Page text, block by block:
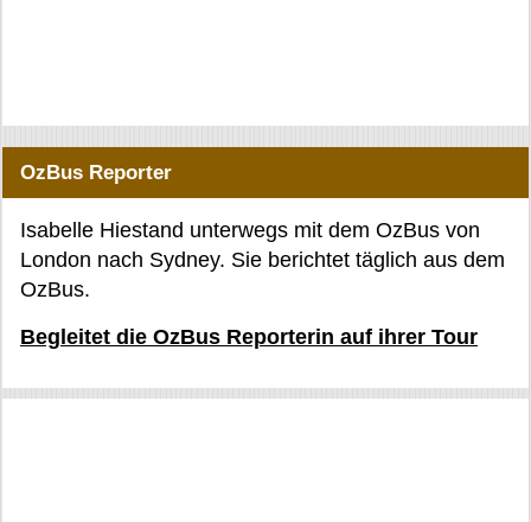
OzBus Reporter
Isabelle Hiestand unterwegs mit dem OzBus von
London nach Sydney. Sie berichtet täglich aus dem
OzBus.
Begleitet die OzBus Reporterin auf ihrer Tour